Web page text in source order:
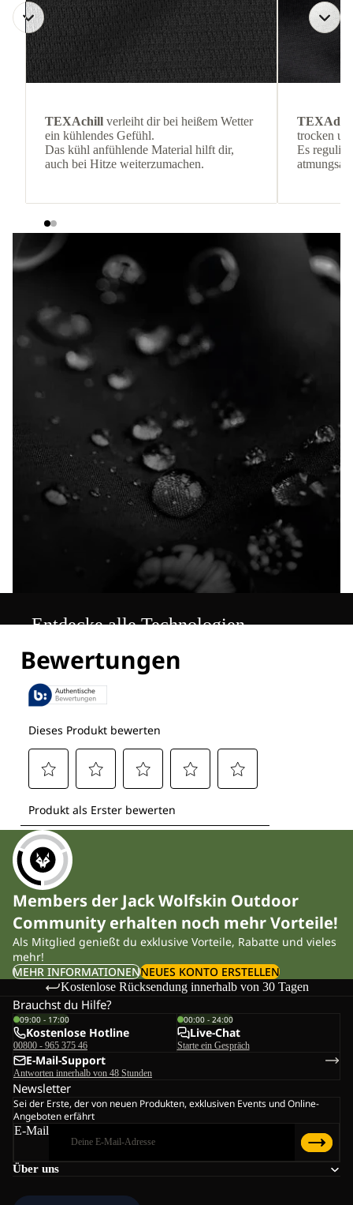
TEXAchill verleiht dir bei heißem Wetter
ein kühlendes Gefühl.
Das kühl anfühlende Material hilft dir,
auch bei Hitze weiterzumachen.
TEXAdri
trocken
Es
Entdecke alle Technologien
Members der Jack Wolfskin Outdoor
Community erhalten noch mehr Vorteile!
Als Mitglied genießt du exklusive Vorteile, Rabatte und vieles
mehr!
MEHR INFORMATIONENNEUES KONTO ERSTELLEN
Kostenlose Rücksendung innerhalb von 30 Tagen
Über uns
Brauchst du Hilfe?
09:00 - 17:00
Kostenlose Hotline
00800 - 965 375 46
00:00 - 24:00
Live-Chat
Starte ein Gespräch
E-Mail-Support
Antworten innerhalb von 48 Stunden
Newsletter
Sei der Erste, der von neuen Produkten, exklusiven Events und Online-
Angeboten erfährt
E-Mail